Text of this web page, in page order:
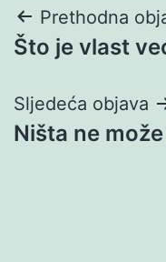
objava
Prethodna
Što je vlast
Sljedeća objava
Ništa ne